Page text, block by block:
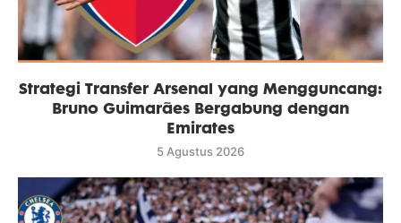
Strategi Transfer Arsenal yang Mengguncang:
Bruno Guimarães Bergabung dengan
Emirates
5 Agustus 2026